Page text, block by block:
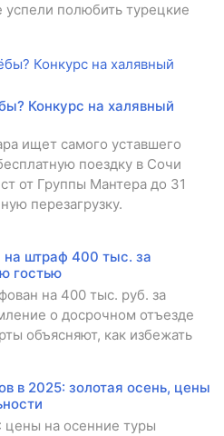
полюбить турецкие
Конкурс на халявный
ищет самого уставшего
поездку в Сочи
от Группы Мантера до 31
перезагрузку.
на штраф 400 тыс. за
гостью
на 400 тыс. руб. за
о досрочном отъезде
объясняют, как избежать
в 2025: золотая осень, цены
цены на осенние туры